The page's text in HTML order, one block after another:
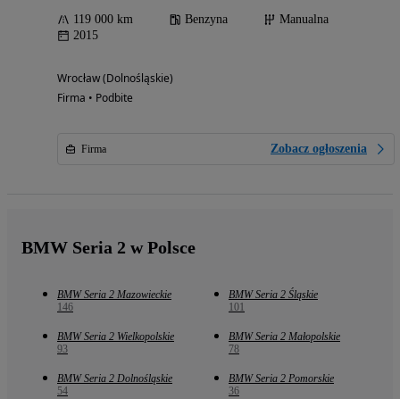
119 000 km Benzyna
Manualna
2015
Wrocław (Dolnośląskie)
Firma • Podbite
Firma Zobacz ogłoszenia
BMW Seria 2 w Polsce
BMW Seria 2 Mazowieckie
146
BMW Seria 2 Śląskie
101
BMW Seria 2 Wielkopolskie
93
BMW Seria 2 Małopolskie
78
BMW Seria 2 Dolnośląskie
54
BMW Seria 2 Pomorskie
36